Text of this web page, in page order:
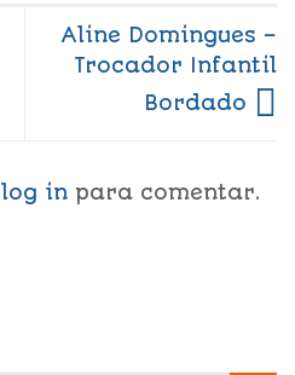
Aline Domingues –
Trocador Infantil
Bordado
log in para comentar.